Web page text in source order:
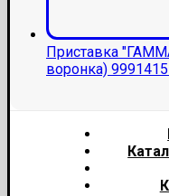
Приставка
воронка) 9991415